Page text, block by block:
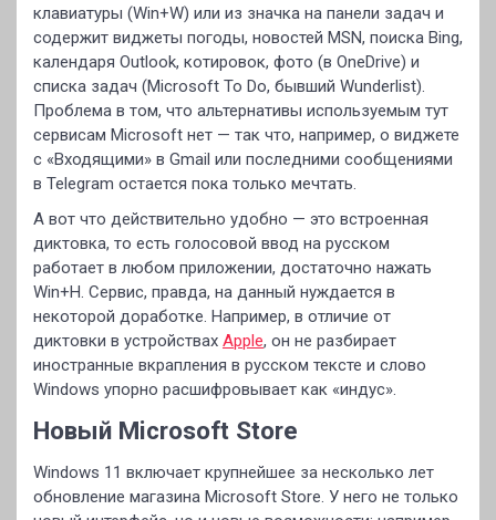
клавиатуры (Win+W) или из значка на панели задач и
содержит виджеты погоды, новостей MSN, поиска Bing,
календаря Outlook, котировок, фото (в OneDrive) и
списка задач (Microsoft To Do, бывший Wunderlist).
Проблема в том, что альтернативы используемым тут
сервисам Microsoft нет — так что, например, о виджете
с «Входящими» в Gmail или последними сообщениями
в Telegram остается пока только мечтать.
А вот что действительно удобно — это встроенная
диктовка, то есть голосовой ввод на русском
работает в любом приложении, достаточно нажать
Win+H. Сервис, правда, на данный нуждается в
некоторой доработке. Например, в отличие от
диктовки в устройствах Apple, он не разбирает
иностранные вкрапления в русском тексте и слово
Windows упорно расшифровывает как «индус».
Новый Microsoft Store
Windows 11 включает крупнейшее за несколько лет
обновление магазина Microsoft Store. У него не только